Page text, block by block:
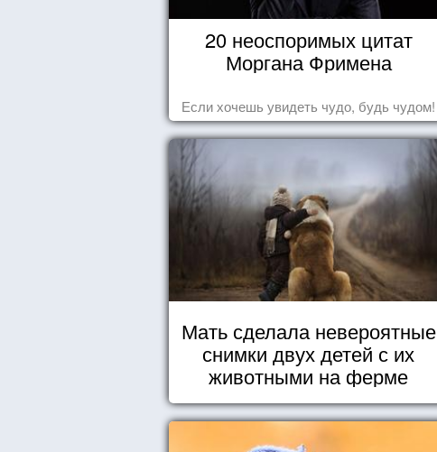
20 неоспоримых цитат
Моргана Фримена
Если хочешь увидеть чудо, будь чудом!
Мать сделала невероятные
снимки двух детей с их
животными на ферме